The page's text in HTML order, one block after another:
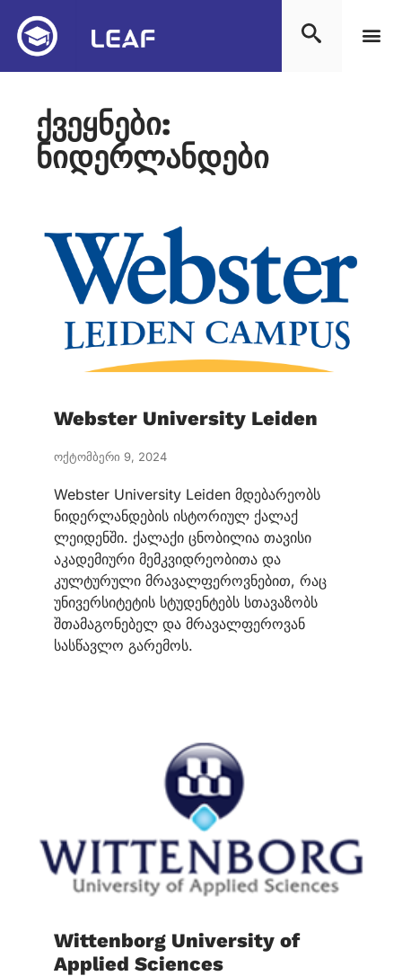
ქვეყნები:
ნიდერლანდები
Webster University Leiden
ოქტომბერი 9, 2024
Webster University Leiden მდებარეობს
ნიდერლანდების ისტორიულ ქალაქ
ლეიდენში. ქალაქი ცნობილია თავისი
აკადემიური მემკვიდრეობითა და
კულტურული მრავალფეროვნებით, რაც
უნივერსიტეტის სტუდენტებს სთავაზობს
შთამაგონებელ და მრავალფეროვან
სასწავლო გარემოს.
Wittenborg University of
Applied Sciences